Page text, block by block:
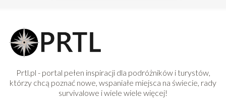
Prtl.pl - portal pełen inspiracji dla podróżników i turystów,
którzy chcą poznać nowe, wspaniałe miejsca na świecie, rady
survivalowe i wiele wiele więcej!